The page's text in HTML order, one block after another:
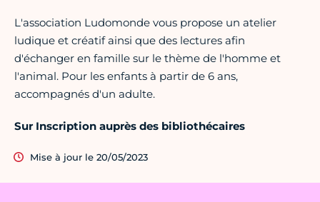
L'association Ludomonde vous propose un atelier
ludique et créatif ainsi que des lectures afin
d'échanger en famille sur le thème de l'homme et
l'animal. Pour les enfants à partir de 6 ans,
accompagnés d'un adulte.
Sur Inscription auprès des bibliothécaires
Mise à jour le 20/05/2023